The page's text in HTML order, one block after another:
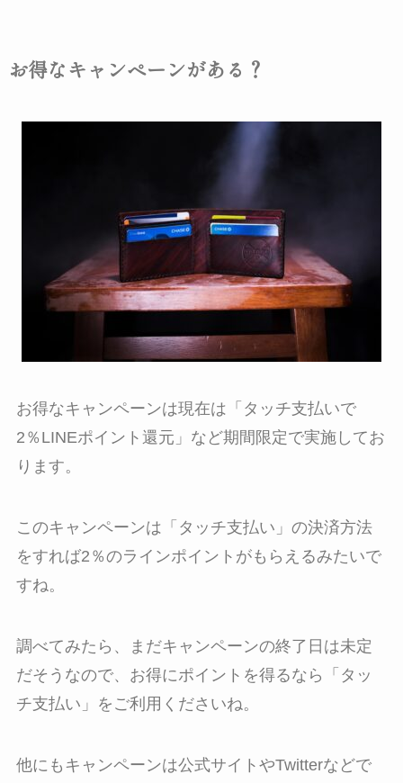
お得なキャンペーンがある？
お得なキャンペーンは現在は「タッチ支払いで
2％LINEポイント還元」など期間限定で実施してお
ります。
このキャンペーンは「タッチ支払い」の決済方法
をすれば2％のラインポイントがもらえるみたいで
すね。
調べてみたら、まだキャンペーンの終了日は未定
だそうなので、お得にポイントを得るなら「タッ
チ支払い」をご利用くださいね。
他にもキャンペーンは公式サイトやTwitterなどで